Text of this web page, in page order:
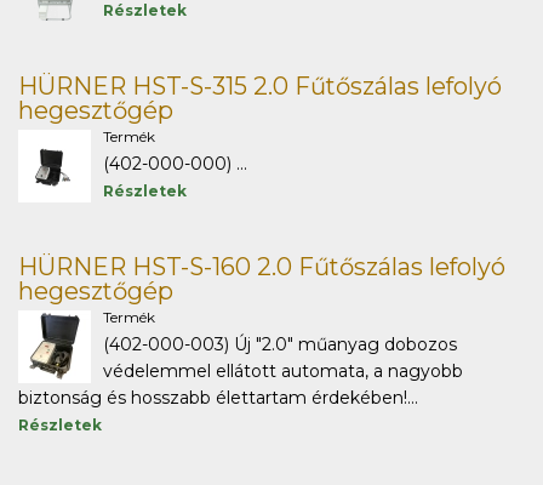
Részletek
HÜRNER HST-S-315 2.0 Fűtőszálas lefolyó
hegesztőgép
Termék
(402-000-000) ...
Részletek
HÜRNER HST-S-160 2.0 Fűtőszálas lefolyó
hegesztőgép
Termék
(402-000-003) Új "2.0" műanyag dobozos
védelemmel ellátott automata, a nagyobb
biztonság és hosszabb élettartam érdekében!...
Részletek